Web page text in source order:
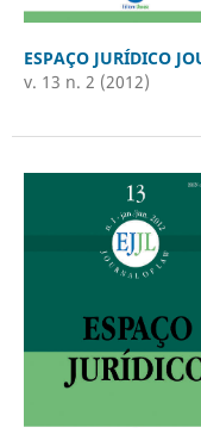
ESPAÇO JURÍDICO
v. 13 n. 2 (2012)